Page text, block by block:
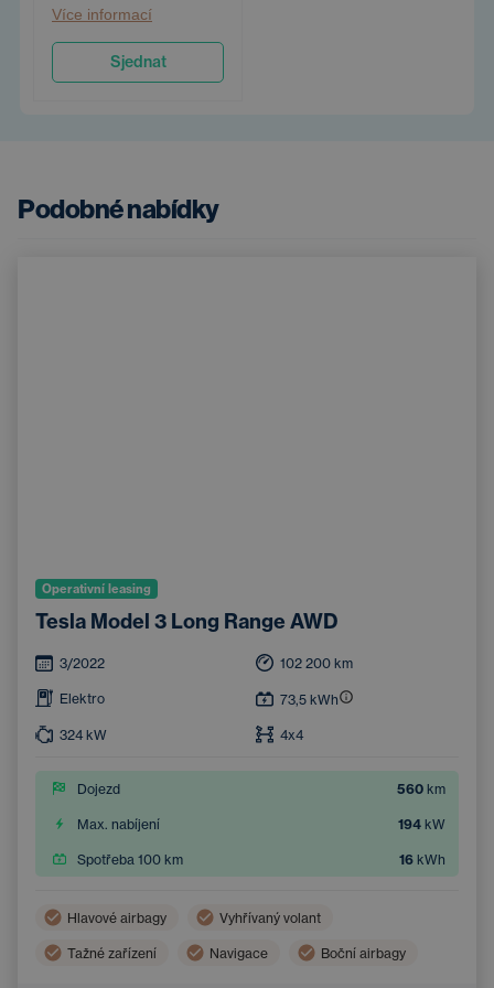
Více informací
Sjednat
Podobné nabídky
Operativní leasing
Tesla Model 3 Long Range AWD
3/2022 102 200 km
Elektro 73,5 kWh
324 kW 4x4
Dojezd 560 km
Max. nabíjení 194 kW
Spotřeba 100 km 16 kWh
Hlavové airbagy Vyhřívaný volant
Tažné zařízení Navigace Boční airbagy